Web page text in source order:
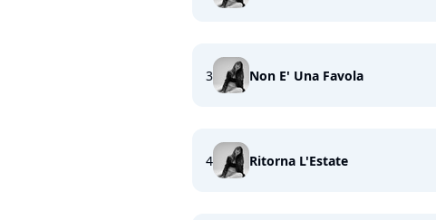
3 Non E' Una Favola
4 Ritorna L'Estate